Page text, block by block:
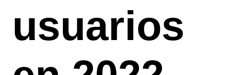
usuarios